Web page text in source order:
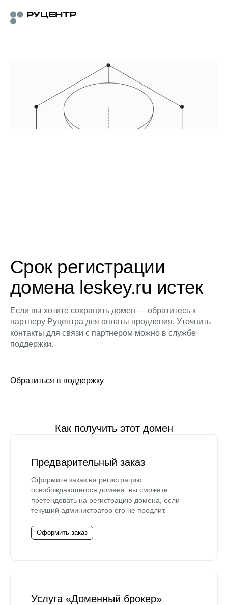
Срок регистрации
домена leskey.ru истек
Если вы хотите сохранить домен — обратитесь к
партнеру Руцентра для оплаты продления. Уточнить
контакты для связи с партнером можно в службе
поддержки.
Обратиться в поддержку
Как получить этот домен
Предварительный заказ
Оформите заказ на регистрацию
освобождающегося домена: вы сможете
претендовать на регистрацию домена, если
текущий администратор его не продлит.
Оформить заказ
Услуга «Доменный брокер»